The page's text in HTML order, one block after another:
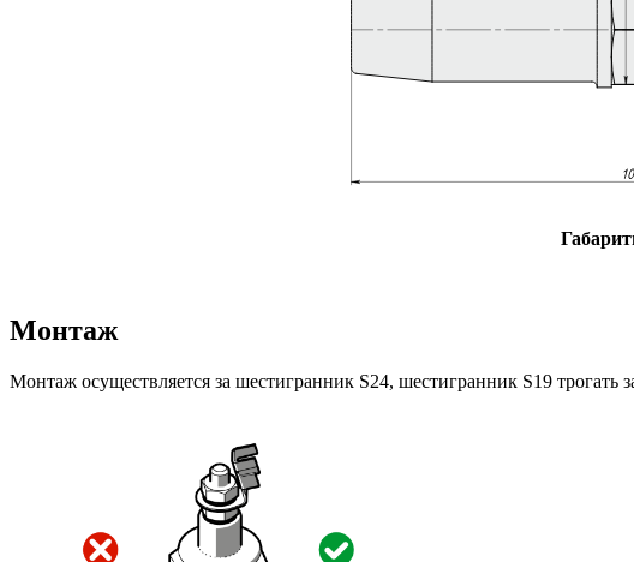
Монтаж
Монтаж осуществляется за шестигранник S24, шестигранник S19